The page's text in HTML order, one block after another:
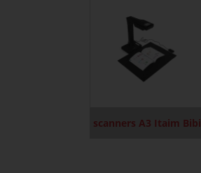
scanners A3 Itaim Bibi